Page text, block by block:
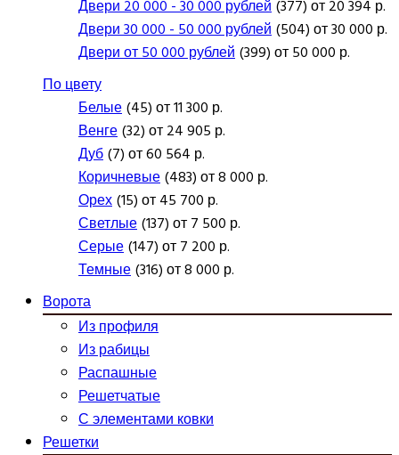
Двери 20 000 - 30 000 рублей(377) от 20 394 р.
Двери 30 000 - 50 000 рублей(504) от 30 000 р.
Двери от 50 000 рублей(399) от 50 000 р.
По цвету
Белые(45) от 11 300 р.
Венге(32) от 24 905 р.
Дуб(7) от 60 564 р.
Коричневые(483) от 8 000 р.
Орех(15) от 45 700 р.
Светлые(137) от 7 500 р.
Серые(147) от 7 200 р.
Темные(316) от 8 000 р.
Ворота
Из профиля
Из рабицы
Распашные
Решетчатые
С элементами ковки
Решетки